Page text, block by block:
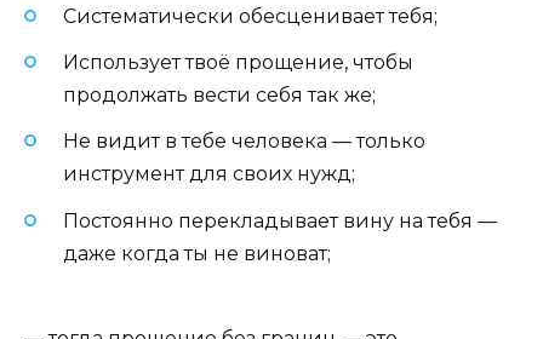
Систематически обесценивает тебя;
Использует твоё прощение, чтобы
продолжать вести себя так же;
Не видит в тебе человека — только
инструмент для своих нужд;
Постоянно перекладывает вину на тебя —
даже когда ты не виноват;